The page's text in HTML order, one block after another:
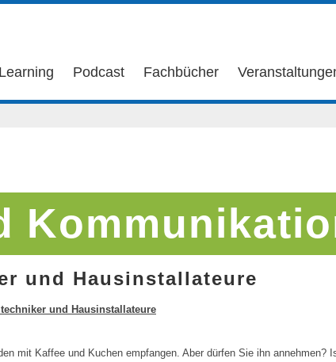
Podcast Fachbücher
und Hausinstallateure
und Hausinstallateure
mit Kaffee und Kuchen empfangen. Aber dürfen Sie ihn annehmen?